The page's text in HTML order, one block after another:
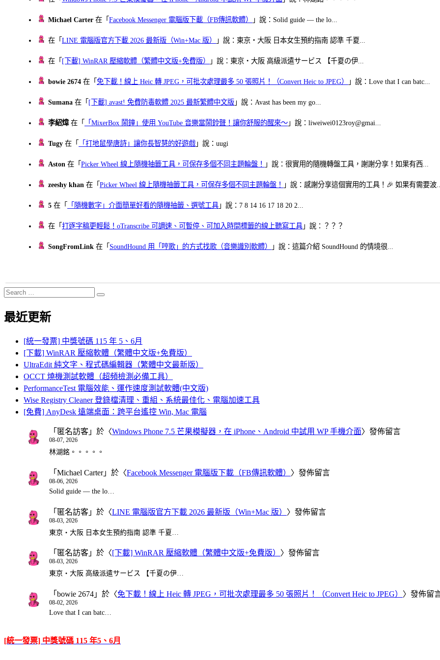
Michael Carter 在「Facebook Messenger 電腦版下載（FB傳訊軟體） 」說：Solid guide — the lo...
在「LINE 電腦版官方下載 2026 最新版（Win+Mac 版） 」說：東京・大阪 日本女生預約指南 認準 千夏...
在「 [下載] WinRAR 壓縮軟體（繁體中文版+免費版） 」說：東京・大阪 高級派遣サービス 【千夏の伊...
bowie 2674 在「免下載！線上 Heic 轉 JPEG，可批次處理最多 50 張照片！（Convert Heic to JPEG） 」說：Love that I can batc...
Sumana 在「 [下載] avast! 免費防毒軟體 2025 最新繁體中文版 」說：Avast has been my go...
李紹煒在「 「MixerBox 鬧鐘」使用 YouTube 音樂當鬧鈴聲！讓你舒服的醒來～ 」說：liweiwei0123roy@gmai...
Tugy 在「 「打地鼠學唐詩」讓你長智慧的好遊戲 」說：uugi
Aston 在「Picker Wheel 線上隨機抽籤工具，可保存多個不同主題輪盤！ 」說：很實用的隨機轉盤工具，謝謝分享！如果有西...
zeeshy khan 在「Picker Wheel 線上隨機抽籤工具，可保存多個不同主題輪盤！ 」說：感謝分享這個實用的工具！🎉 如果有需要波
5 在「 「隨機數字」介面簡單好看的隨機抽籤、選號工具 」說：7 8 14 16 17 18 20 2...
在「打逐字稿更輕鬆！oTranscribe 可調速、可暫停、可加入時間標籤的線上聽寫工具 」說：？？？
SongFromLink 在「 SoundHound 用「哼歌」的方式找歌（音樂識別軟體） 」說：這篇介紹 SoundHound 的情境很...
Search
for:
Search
最近更新
[統一發票] 中獎號碼 115 年 5、6月
[下載] WinRAR 壓縮軟體（繁體中文版+免費版）
UltraEdit 純文字、程式碼編輯器（繁體中文最新版）
OCCT 燒機測試軟體（超頻檢測必備工具）
PerformanceTest 電腦效能、運作速度測試軟體(中文版)
Wise Registry Cleaner 登錄檔清理、重組、系統最佳化、電腦加速工具
[免費] AnyDesk 遠端桌面：跨平台遙控 Win, Mac 電腦
「 匿名訪客 」於〈Windows Phone 7.5 芒果模擬器，在 iPhone、Android 中試用 WP 手機介面〉發佈留言
08-07, 2026
林湖銘。。。。。
「 Michael Carter」於〈Facebook Messenger 電腦版下載（FB傳訊軟體） 〉發佈留言
08-06, 2026
Solid guide — the lo…
「 匿名訪客 」於〈LINE 電腦版官方下載 2026 最新版（Win+Mac 版） 〉發佈留言
08-03, 2026
東京・大阪 日本女生預約指南 認準 千夏…
「 匿名訪客 」於〈[下載] WinRAR 壓縮軟體（繁體中文版+免費版） 〉發佈留言
08-03, 2026
東京・大阪 高級派遣サービス 【千夏の伊…
「 bowie 2674 」於〈免下載！線上 Heic 轉 JPEG，可批次處理最多 50 張照片！（Convert Heic to JPEG） 〉發佈留
08-02, 2026
Love that I can batc…
[統一發票] 中獎號碼 115 年5、6月